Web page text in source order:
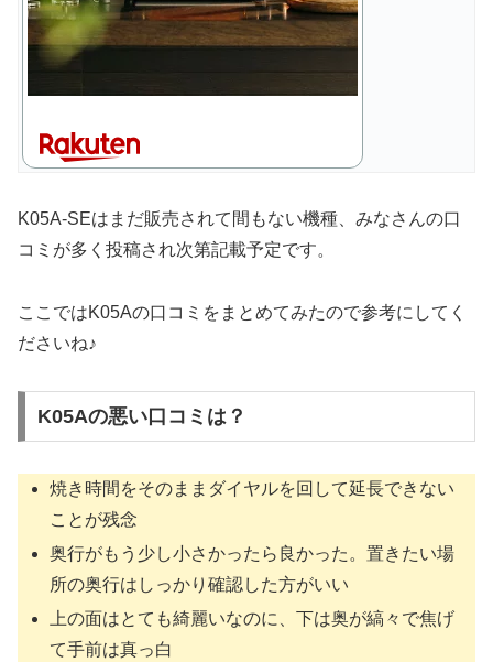
K05A-SEはまだ販売されて間もない機種、みなさんの口
コミが多く投稿され次第記載予定です。
ここではK05Aの口コミをまとめてみたので参考にしてく
ださいね♪
K05Aの悪い口コミは？
焼き時間をそのままダイヤルを回して延長できない
ことが残念
奥行がもう少し小さかったら良かった。置きたい場
所の奥行はしっかり確認した方がいい
上の面はとても綺麗いなのに、下は奥が縞々で焦げ
て手前は真っ白